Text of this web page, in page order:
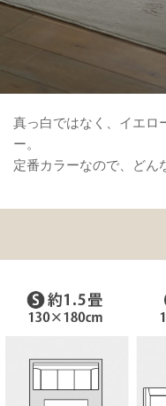
真っ白ではなく、イエロ
ー。
定番カラーなので、どん